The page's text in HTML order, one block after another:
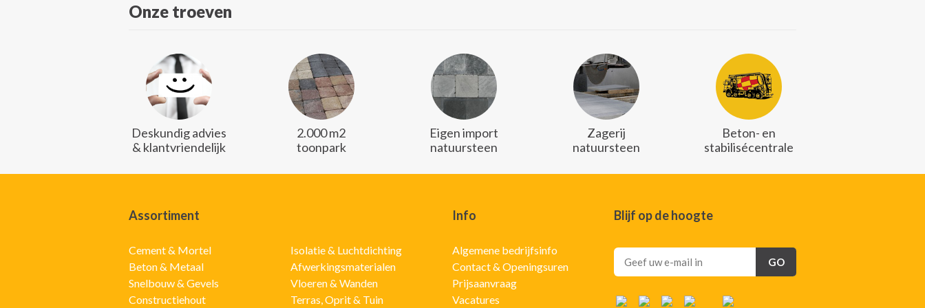
Onze troeven
Deskundig advies
& klantvriendelijk
2.000 m2
toonpark
Eigen import
natuursteen
Zagerij
natuursteen
Beton- en
stabilisécentrale
Assortiment
Cement & Mortel
Beton & Metaal
Snelbouw & Gevels
Constructiehout
Isolatie & Luchtdichting
Afwerkingsmaterialen
Vloeren & Wanden
Terras, Oprit & Tuin
Info
Algemene bedrijfsinfo
Contact & Openingsuren
Prijsaanvraag
Vacatures
Blijf op de hoogte